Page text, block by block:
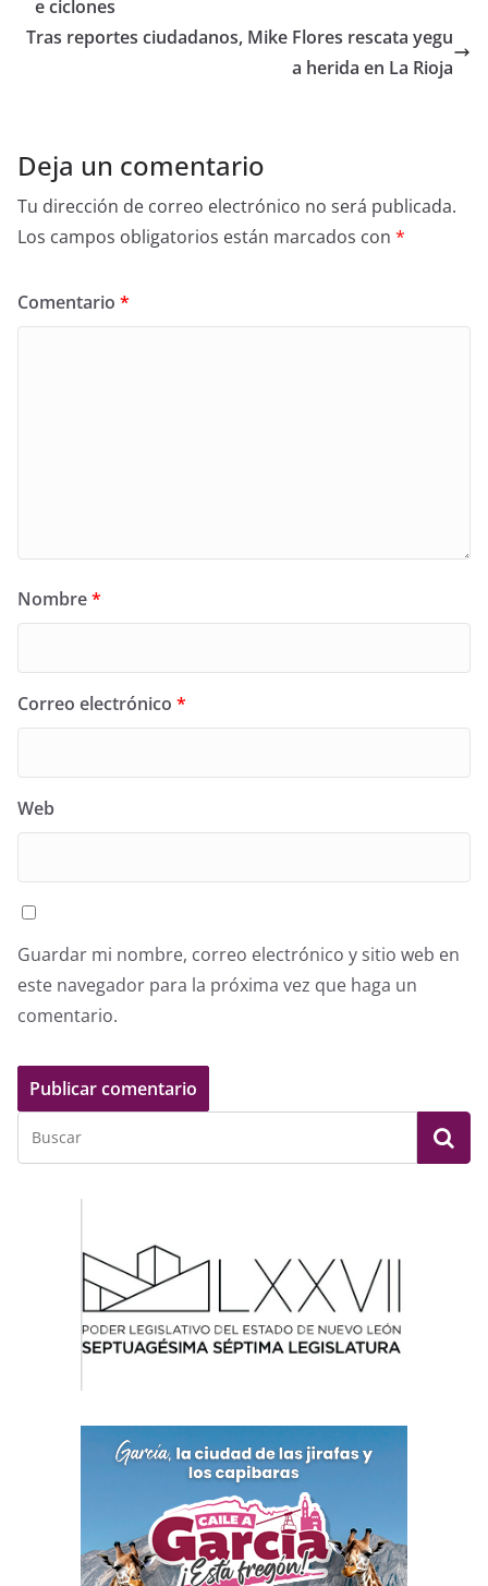
o
e ciclones
Tras reportes ciudadanos, Mike Flores rescata yegu
a herida en La Rioja
Deja un comentario
Tu dirección de correo electrónico no será publicada.
Los campos obligatorios están marcados con *
Comentario *
Nombre*
Correo electrónico *
Web
Guardar mi nombre, correo electrónico y sitio web en
este navegador para la próxima vez que haga un
comentario.